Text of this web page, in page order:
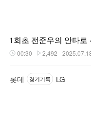
1회초 전준우의 안타로
00:30 2,492
롯데 경기기록 LG